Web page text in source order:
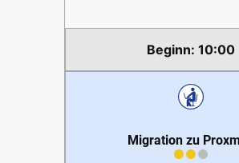
10:00
Migration zu